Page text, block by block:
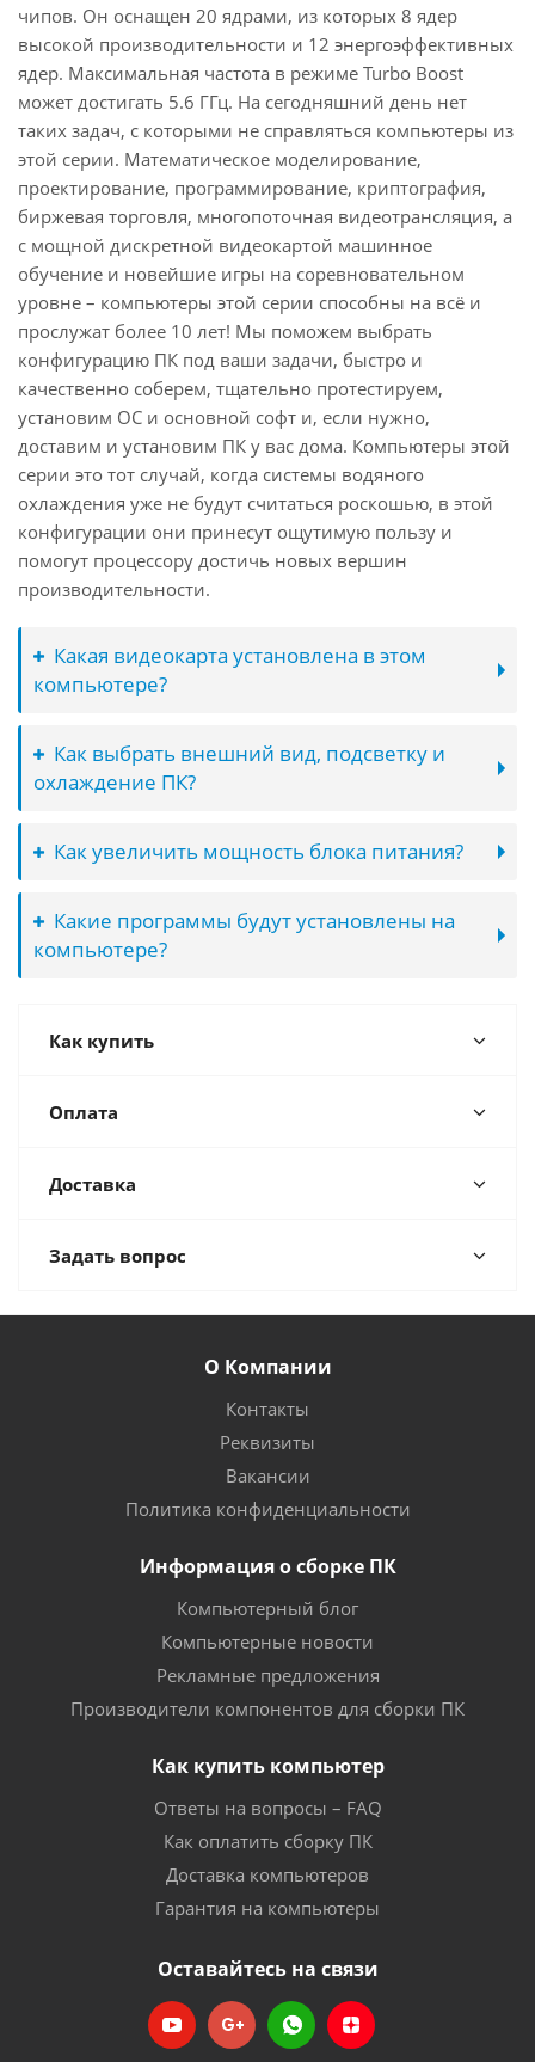
чипов. Он оснащен 20 ядрами, из которых 8 ядер
высокой производительности и 12 энергоэффективных
ядер. Максимальная частота в режиме Turbo Boost
может достигать 5.6 ГГц. На сегодняшний день нет
таких задач, с которыми не справляться компьютеры из
этой серии. Математическое моделирование,
проектирование, программирование, криптография,
биржевая торговля, многопоточная видеотрансляция, а
с мощной дискретной видеокартой машинное
обучение и новейшие игры на соревновательном
уровне – компьютеры этой серии способны на всё и
прослужат более 10 лет! Мы поможем выбрать
конфигурацию ПК под ваши задачи, быстро и
качественно соберем, тщательно протестируем,
установим ОС и основной софт и, если нужно,
доставим и установим ПК у вас дома. Компьютеры этой
серии это тот случай, когда системы водяного
охлаждения уже не будут считаться роскошью, в этой
конфигурации они принесут ощутимую пользу и
помогут процессору достичь новых вершин
производительности.
Какая видеокарта установлена в этом
компьютере?
Как выбрать внешний вид, подсветку и
охлаждение ПК?
Как увеличить мощность блока питания?
Какие программы будут установлены на
компьютере?
Как купить
Оплата
Доставка
Задать вопрос
О Компании
Контакты
Реквизиты
Вакансии
Политика конфиденциальности
Информация о сборке ПК
Компьютерный блог
Компьютерные новости
Рекламные предложения
Производители компонентов для сборки ПК
Как купить компьютер
Ответы на вопросы – FAQ
Как оплатить сборку ПК
Доставка компьютеров
Гарантия на компьютеры
Оставайтесь на связи